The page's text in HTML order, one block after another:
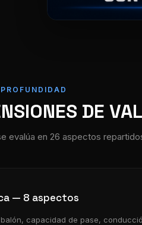
DE
evalúa en 26 aspectos
— 8 aspectos
capacidad de pase,